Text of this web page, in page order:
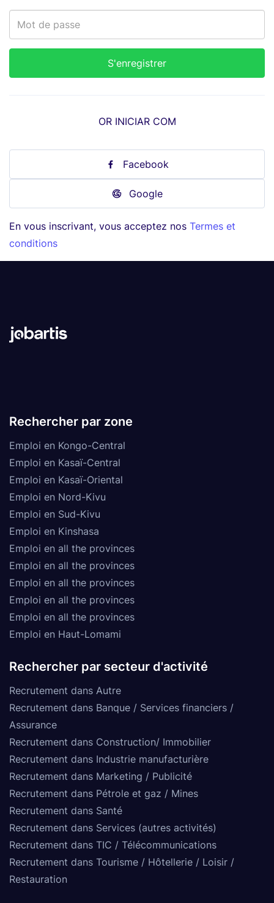
OR INICIAR COM
Facebook
Google
En vous inscrivant, vous acceptez nos Termes et
conditions
Rechercher par zone
Emploi en Kongo-Central
Emploi en Kasaï-Central
Emploi en Kasaï-Oriental
Emploi en Nord-Kivu
Emploi en Sud-Kivu
Emploi en Kinshasa
Emploi en all the provinces
Emploi en all the provinces
Emploi en all the provinces
Emploi en all the provinces
Emploi en all the provinces
Emploi en Haut-Lomami
Rechercher par secteur d'activité
Recrutement dans Autre
Recrutement dans Banque / Services financiers /
Assurance
Recrutement dans Construction/ Immobilier
Recrutement dans Industrie manufacturière
Recrutement dans Marketing / Publicité
Recrutement dans Pétrole et gaz / Mines
Recrutement dans Santé
Recrutement dans Services (autres activités)
Recrutement dans TIC / Télécommunications
Recrutement dans Tourisme / Hôtellerie / Loisir /
Restauration